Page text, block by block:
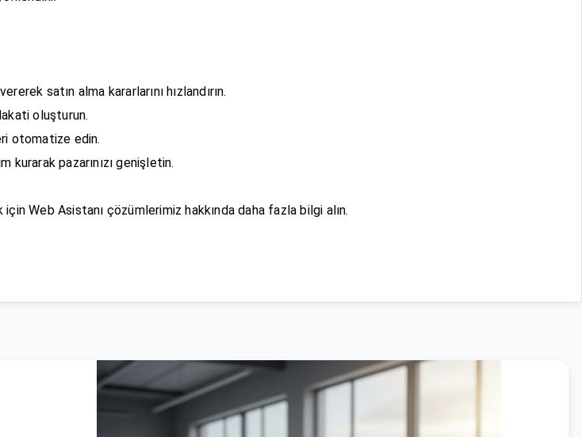
satın alma kararlarını hızlandırın.
oluşturun.
otomatize edin.
pazarınızı genişletin.
Web Asistanı çözümlerimiz hakkında daha fazla bilgi alın.